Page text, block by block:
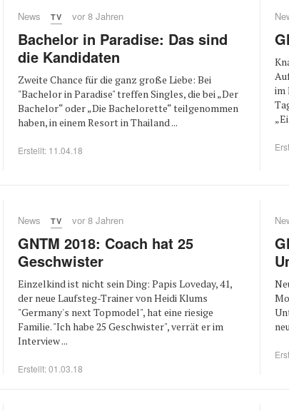
News TV vor 8 Jahren
Bachelor in Paradise: Das sind
die Kandidaten
Zweite Chance für die ganz große Liebe: Bei
"Bachelor in Paradise" treffen Singles, die bei „Der
Bachelor“ oder „Die Bachelorette“ teilgenommen
haben, in einem Resort in Thailand ...
Erstellt: 11.04.18
im
News TV vor 8 Jahren
GNTM 2018: Coach hat 25
Geschwister
Einzelkind ist nicht sein Ding: Papis Loveday, 41,
der neue Laufsteg-Trainer von Heidi Klums
"Germany's next Topmodel", hat eine riesige
Familie. "Ich habe 25 Geschwister", verrät er im
Interview ...
Erstellt: 01.03.18